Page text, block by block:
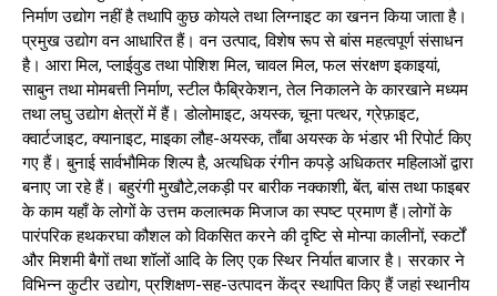
निर्माण उद्योग नहीं है तथापि कुछ कोयले तथा लिग्नाइट का खनन किया जाता है।
प्रमुख उद्योग वन आधारित हैं। वन उत्पाद, विशेष रूप से बांस महत्वपूर्ण संसाधन
है। आरा मिल, प्लाईवुड तथा पोशिश मिल, चावल मिल, फल संरक्षण इकाइयां,
साबुन तथा मोमबत्ती निर्माण, स्टील फैब्रिकेशन, तेल निकालने के कारखाने मध्यम
तथा लघु उद्योग क्षेत्रों में हैं। डोलोमाइट, अयस्क, चूना पत्थर, ग्रेफ़ाइट,
क्वार्टजाइट, क्यानाइट, माइका लौह-अयस्क, ताँबा अयस्क के भंडार भी रिपोर्ट किए
गए हैं। बुनाई सार्वभौमिक शिल्प है, अत्यधिक रंगीन कपड़े अधिकतर महिलाओं द्वारा
बनाए जा रहे हैं। बहुरंगी मुखौटे,लकड़ी पर बारीक नक्काशी, बेंत, बांस तथा फाइबर
के काम यहाँ के लोगों के उत्तम कलात्मक मिजाज का स्पष्ट प्रमाण हैं।लोगों के
पारंपरिक हथकरघा कौशल को विकसित करने की दृष्टि से मोन्पा कालीनों, स्कर्टों
और मिशमी बैगों तथा शॉलों आदि के लिए एक स्थिर निर्यात बाजार है। सरकार ने
विभिन्न कुटीर उद्योग, प्रशिक्षण-सह-उत्पादन केंद्र स्थापित किए हैं जहां स्थानीय